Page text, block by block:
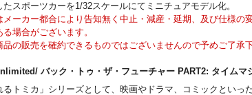
スポーツカーを1/32スケールにてミニチュアモデル化。
ーカー都合により告知無く中止・減産・延期、及び仕様の
場合がございます。
の販売を確約できるものではございませんので予めご了承下
バック・トゥ・ザ・フューチャー PART2: タイム
るトミカ」シリーズとして、映画やドラマ、コミックといっ